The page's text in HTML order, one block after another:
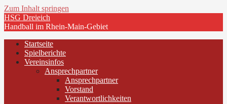
Zum Inhalt springen
HSG Dreieich
Handball im Rhein-Main-Gebiet
Startseite
Spielberichte
Vereinsinfos
Ansprechpartner
Ansprechpartner
Vorstand
Verantwortlichkeiten